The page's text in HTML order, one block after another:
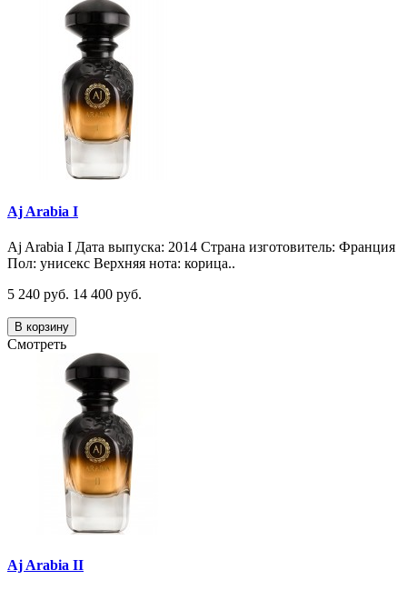
Aj Arabia I
Aj Arabia I Дата выпуска: 2014 Страна изготовитель: Франция
Пол: унисекс Верхняя нота: корица..
5 240 руб. 14 400 руб.
В корзину
Смотреть
Aj Arabia II